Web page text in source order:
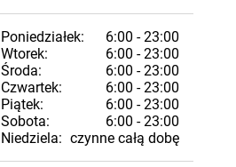
Poniedziałek:
6:00 - 23:00
Wtorek:
6:00 - 23:00
Środa:
6:00 - 23:00
Czwartek:
6:00 - 23:00
Piątek:
6:00 - 23:00
Sobota:
6:00 - 23:00
Niedziela: czynne całą dobę